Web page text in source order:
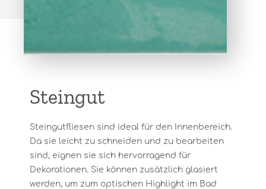
Steingut
Steingutfliesen sind ideal für den Innenbereich.
Da sie leicht zu schneiden und zu bearbeiten
sind, eignen sie sich hervorragend für
Dekorationen. Sie können zusätzlich glasiert
werden, um zum optischen Highlight im Bad